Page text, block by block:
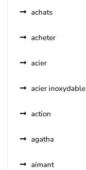
achats
acheter
acier
acier inoxydable
action
agatha
aimant